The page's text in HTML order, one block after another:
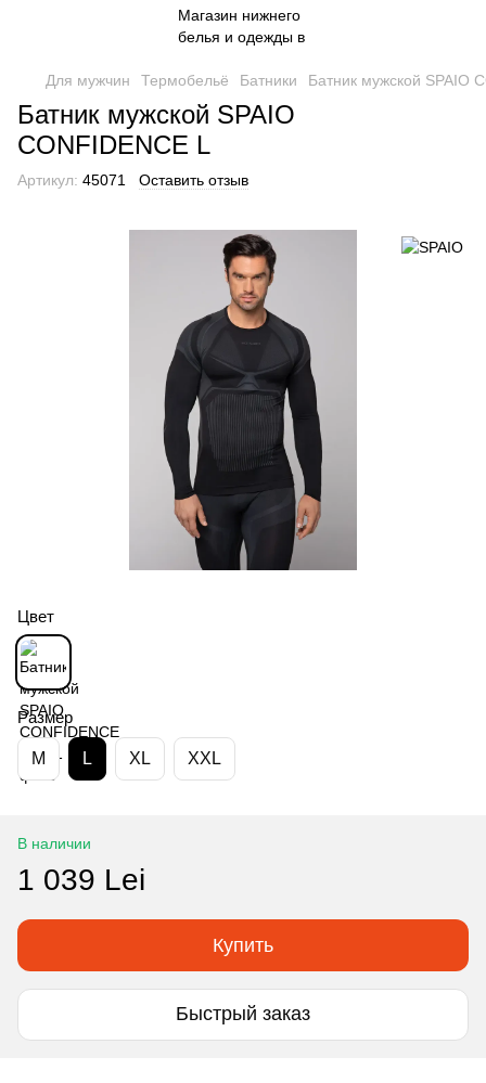
Для мужчин Термобельё Батники Батник мужской SPAIO
Батник мужской SPAIO
CONFIDENCE L
Артикул: 45071 Оставить отзыв
Цвет
Размер
M L XL XXL
В наличии
1 039 Lei
Купить
Быстрый заказ